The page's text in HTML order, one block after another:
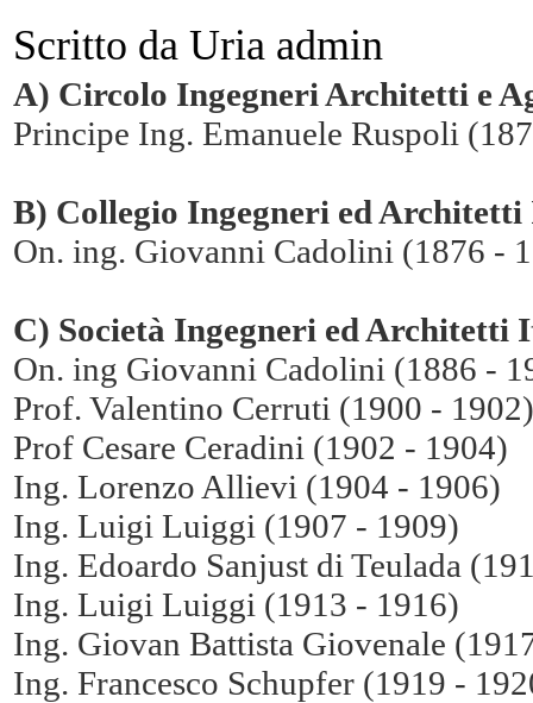
Scritto da Uria admin
A) Circolo Ingegneri Architetti e
Principe Ing. Emanuele Ruspoli
B) Collegio Ingegneri ed
On. ing. Giovanni Cadolini (1876 -
C) Società Ingegneri ed Architetti
On. ing Giovanni Cadolini (1886 -
Prof. Valentino Cerruti (1900 - 1902)
Prof Cesare Ceradini (1902 - 1904)
Ing. Lorenzo Allievi (1904 - 1906)
Ing. Luigi Luiggi (1907 - 1909)
Ing. Edoardo Sanjust di Teulada
Ing. Luigi Luiggi (1913 - 1916)
Ing. Giovan Battista Giovenale
Ing. Francesco Schupfer (1919 -